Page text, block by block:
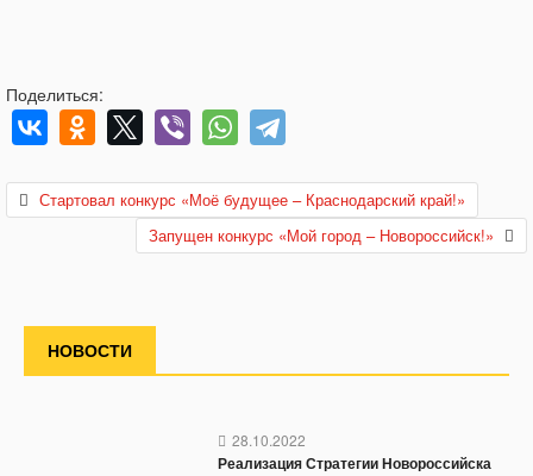
Поделиться:
Стартовал конкурс «Моё будущее – Краснодарский край!»
Запущен конкурс «Мой город – Новороссийск!»
НОВОСТИ
Реализация Стратегии Новороссийска
28.10.2022